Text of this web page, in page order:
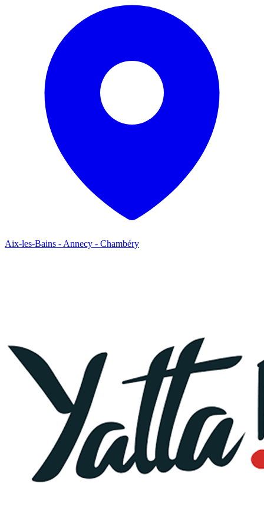
Aix-les-Bains - Annecy - Chambéry